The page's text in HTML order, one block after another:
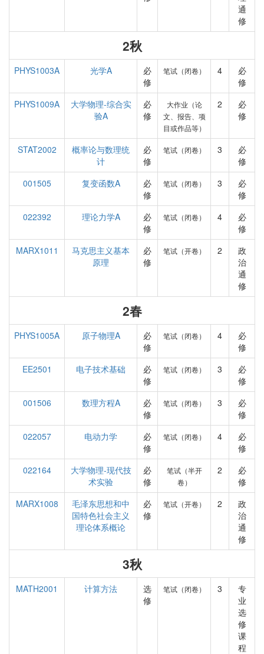
通
修
2秋
PHYS1003A 光学A
必
修
笔试（闭卷） 4
必
修
PHYS1009A
大学物理-综合实
验A
必
修
大作业（论
文、报告、项
目或作品等）
2
必
修
STAT2002
概率论与数理统
计
必
修
笔试（闭卷） 3
必
修
001505
复变函数A
必
修
笔试（闭卷） 3
必
修
022392
理论力学A
必
修
笔试（闭卷） 4
必
修
MARX1011
马克思主义基本
原理
必
修
笔试（开卷） 2
政
治
通
修
2春
PHYS1005A 原子物理A
必
修
笔试（闭卷） 4
必
修
EE2501
电子技术基础
必
修
笔试（闭卷） 3
必
修
001506
数理方程A
必
修
笔试（闭卷） 3
必
修
022057
电动力学
必
修
笔试（闭卷） 4
必
修
022164
大学物理-现代技
术实验
必
修
笔试（半开
卷）
2
必
修
MARX1008
毛泽东思想和中
国特色社会主义
理论体系概论
必
修
笔试（开卷） 2
政
治
通
修
3秋
MATH2001 计算方法
选
修
笔试（闭卷） 3
专
业
选
修
课
程